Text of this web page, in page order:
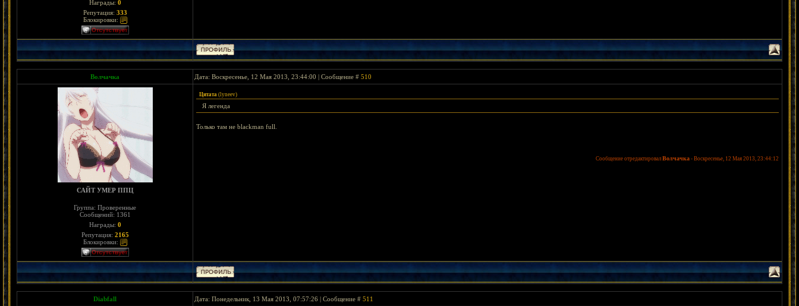
Награды: 0
Репутация: 333
Блокировки:
Волчачка Дата: Воскресенье, 12 Мая 2013, 23:44:00 | Сообщение # 510
САЙТ УМЕР ППЦ
Группа: Проверенные
Сообщений: 1361
Награды: 0
Репутация: 2165
Блокировки:
Цитата (lyneev)
Я легенда
Только там не blackman full.
Сообщение отредактировал Волчачка - Воскресенье, 12 Мая 2013, 23:44:12
Diabfall Дата: Понедельник, 13 Мая 2013, 07:57:26 | Сообщение # 511